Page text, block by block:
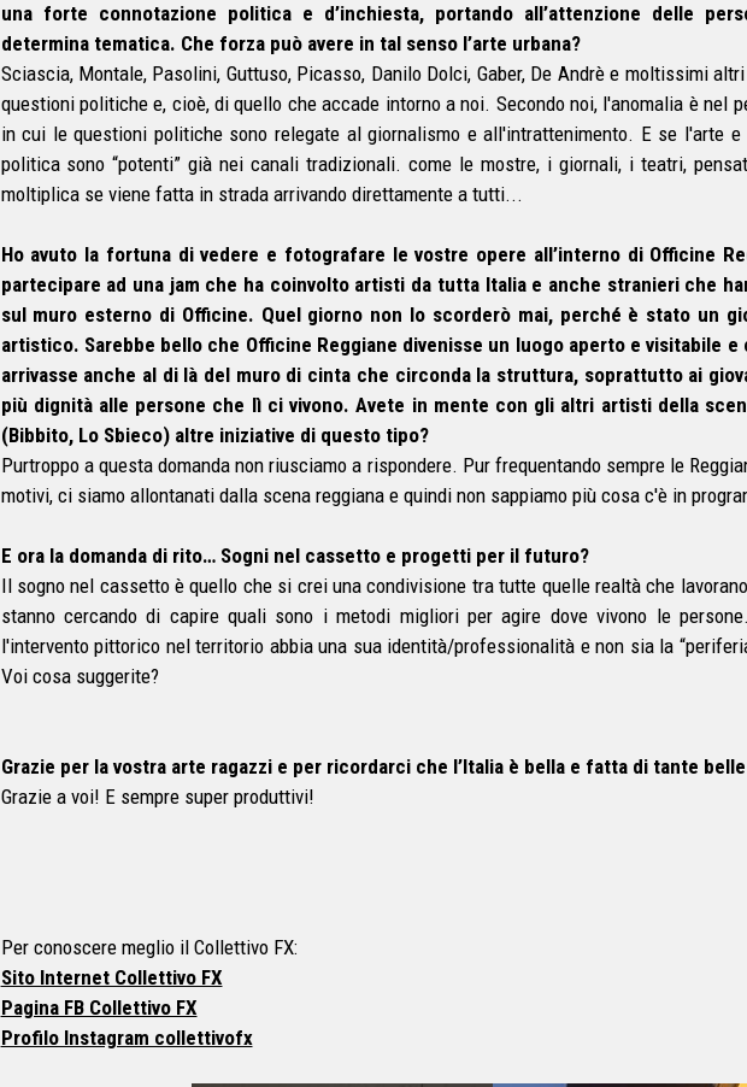
una forte connotazione politica e d’inchiesta, portando all’attenzione delle
determina tematica. Che forza può avere in tal senso l’arte urbana?
Sciascia, Montale, Pasolini, Guttuso, Picasso, Danilo Dolci, Gaber, De Andrè e moltissimi
questioni politiche e, cioè, di quello che accade intorno a noi. Secondo noi, l'anomalia è nel
in cui le questioni politiche sono relegate al giornalismo e all'intrattenimento. E se l'arte
politica sono “potenti” già nei canali tradizionali. come le mostre, i giornali, i teatri,
moltiplica se viene fatta in strada arrivando direttamente a tutti...
Ho avuto la fortuna di vedere e fotografare le vostre opere all’interno di Officine
partecipare ad una jam che ha coinvolto artisti da tutta Italia e anche stranieri che
sul muro esterno di Officine. Quel giorno non lo scorderò mai, perché è stato un
artistico. Sarebbe bello che Officine Reggiane divenisse un luogo aperto e visitabile
arrivasse anche al di là del muro di cinta che circonda la struttura, soprattutto ai
più dignità alle persone che lì ci vivono. Avete in mente con gli altri artisti della
(Bibbito, Lo Sbieco) altre iniziative di questo tipo?
Purtroppo a questa domanda non riusciamo a rispondere. Pur frequentando sempre le
motivi, ci siamo allontanati dalla scena reggiana e quindi non sappiamo più cosa c'è in
E ora la domanda di rito… Sogni nel cassetto e progetti per il futuro?
Il sogno nel cassetto è quello che si crei una condivisione tra tutte quelle realtà che
stanno cercando di capire quali sono i metodi migliori per agire dove vivono le
l'intervento pittorico nel territorio abbia una sua identità/professionalità e non sia la
Voi cosa suggerite?
Grazie per la vostra arte ragazzi e per ricordarci che l’Italia è bella e fatta di tante
Grazie a voi! E sempre super produttivi!
Per conoscere meglio il Collettivo FX:
Sito Internet Collettivo FX
Pagina FB Collettivo FX
Profilo Instagram collettivofx